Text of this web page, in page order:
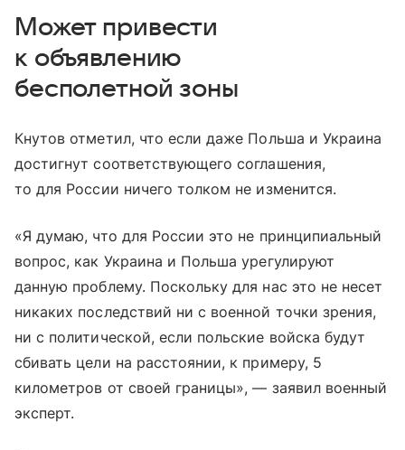
Может привести
к объявлению
бесполетной зоны
Кнутов отметил, что если даже Польша и Украина
достигнут соответствующего соглашения,
то для России ничего толком не изменится.
«Я думаю, что для России это не принципиальный
вопрос, как Украина и Польша урегулируют
данную проблему. Поскольку для нас это не несет
никаких последствий ни с военной точки зрения,
ни с политической, если польские войска будут
сбивать цели на расстоянии, к примеру, 5
километров от своей границы», — заявил военный
эксперт.